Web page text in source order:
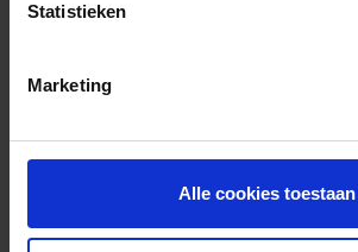
Statistieken
Marketing
Alle cookies toestaan